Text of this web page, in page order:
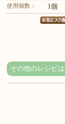
使用個数： 1個
その他のレシピ